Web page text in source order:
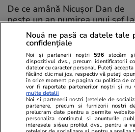
De ce amână Nicușor Dan de
peste un an numirea unui șef la
SRI: „Nu cred că a avea un şef
civil e așa important”
Politică
Nicușor Dan îi atacă pe
politicienii care vor alegeri
Nouă ne pasă ca datele tale
confidențiale
Noi și partenerii noștri 596 stocăm
dispozitivul dvs., precum identificatorii
datelor cu caracter personal. Puteți
făcând clic mai jos, respectiv vă puteți
în orice moment pe pagina cu politica de
vor fi raportate partenerilor noștri și nu
multe detalii
Noi si partenerii nostri (retelele de
partenere, precum si furnizorii nostri
prelucram date pentru a permite
personaliza continutul si anunturile
interesele si/sau profilul dvs., pentru a